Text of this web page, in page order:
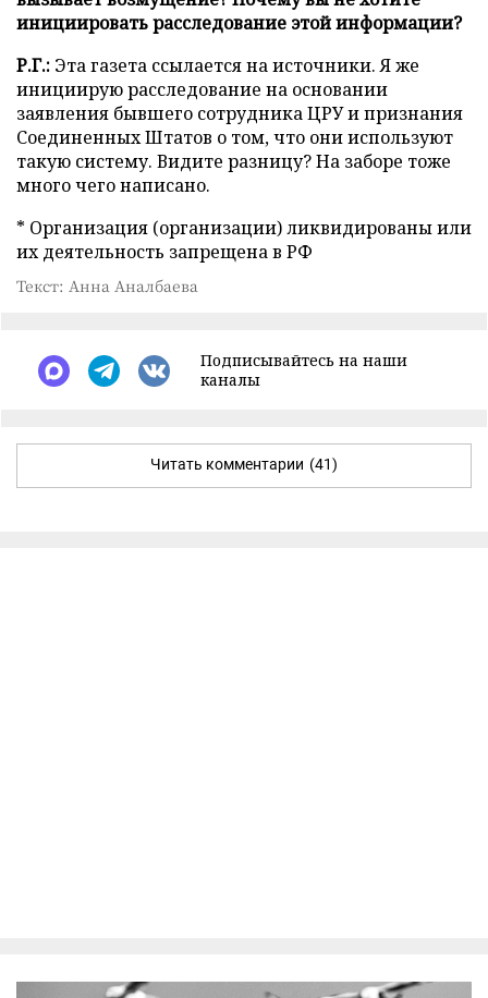
инициировать расследование этой информации?
Р.Г.: Эта газета ссылается на источники. Я же
инициирую расследование на основании
заявления бывшего сотрудника ЦРУ и признания
Соединенных Штатов о том, что они используют
такую систему. Видите разницу? На заборе тоже
много чего написано.
* Организация (организации) ликвидированы или
их деятельность запрещена в РФ
Текст: Анна Аналбаева
Подписывайтесь на наши
каналы
Читать комментарии (41)